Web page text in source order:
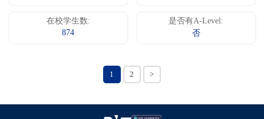
在校学生数:
874
是否有A-Level:
否
1 2 >